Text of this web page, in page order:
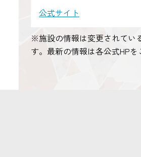
公式サイト
※施設の情報は変更されてい
す。最新の情報は各公式HPを